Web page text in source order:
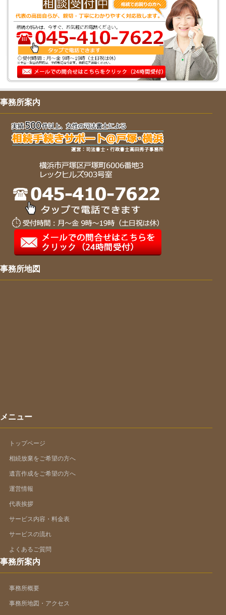
事務所案内
事務所地図
メニュー
トップページ
相続放棄をご希望の方へ
遺言作成をご希望の方へ
運営情報
代表挨拶
サービス内容・料金表
サービスの流れ
よくあるご質問
事務所案内
事務所概要
事務所地図・アクセス